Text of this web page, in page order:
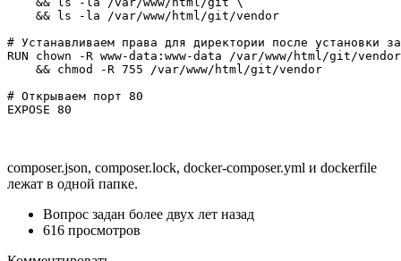
    && ls -la /var/www/html/git/vendor
# Устанавливаем права для директории после установки
RUN chown -R www-data:www-data /var/www/html/git/
    && chmod -R 755 /var/www/html/git/vendor
# Открываем порт 80
EXPOSE 80
composer.json, composer.lock, docker-composer.yml и dockerfile
лежат в одной папке.
Вопрос задан более двух лет назад
616 просмотров